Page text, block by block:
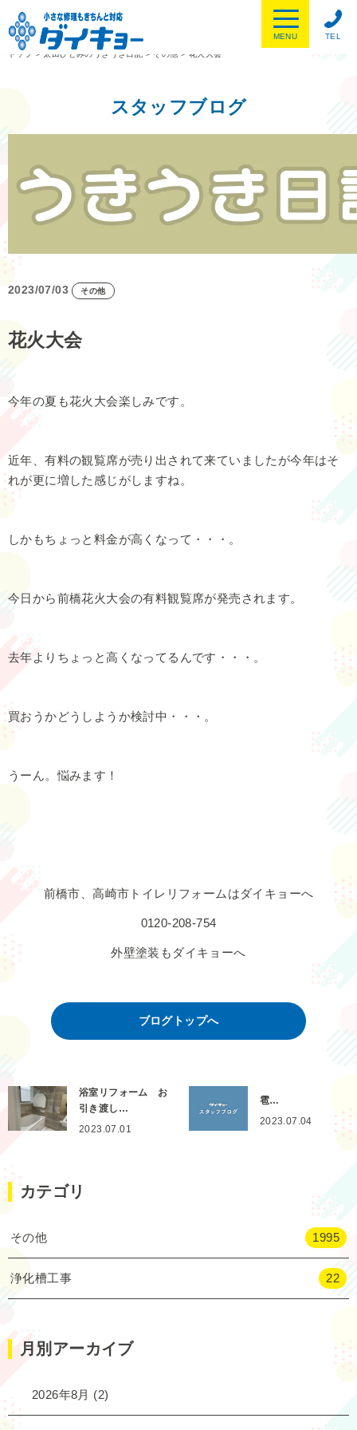
TEL
MENU
トップ
> 太田ひとみのうきうき日記 > その他 > 花火大会
スタッフブログ
2023/07/03 その他
花火大会
今年の夏も花火大会楽しみです。
近年、有料の観覧席が売り出されて来ていましたが今年はそ
れが更に増した感じがしますね。
しかもちょっと料金が高くなって・・・。
今日から前橋花火大会の有料観覧席が発売されます。
去年よりちょっと高くなってるんです・・・。
買おうかどうしようか検討中・・・。
うーん。悩みます！
前橋市、高崎市トイレリフォームはダイキョーへ
0120-208-754
外壁塗装もダイキョーへ
ブログトップへ
浴室リフォーム お
引き渡し…
2023.07.01
雹…
2023.07.04
カテゴリ
その他 1995
浄化槽工事 22
月別アーカイブ
2026年8月 (2)